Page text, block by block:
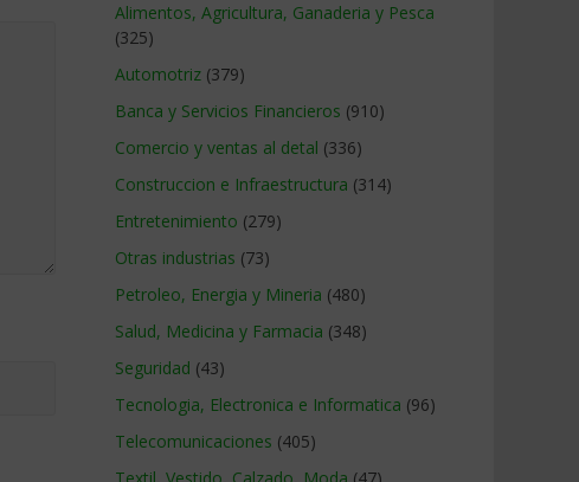
Alimentos, Agricultura, Ganaderia y Pesca
(325)
Automotriz (379)
Banca y Servicios Financieros (910)
Comercio y ventas al detal (336)
Construccion e Infraestructura (314)
Entretenimiento (279)
Otras industrias (73)
Petroleo, Energia y Mineria (480)
Salud, Medicina y Farmacia (348)
Seguridad (43)
Tecnologia, Electronica e Informatica (96)
Telecomunicaciones (405)